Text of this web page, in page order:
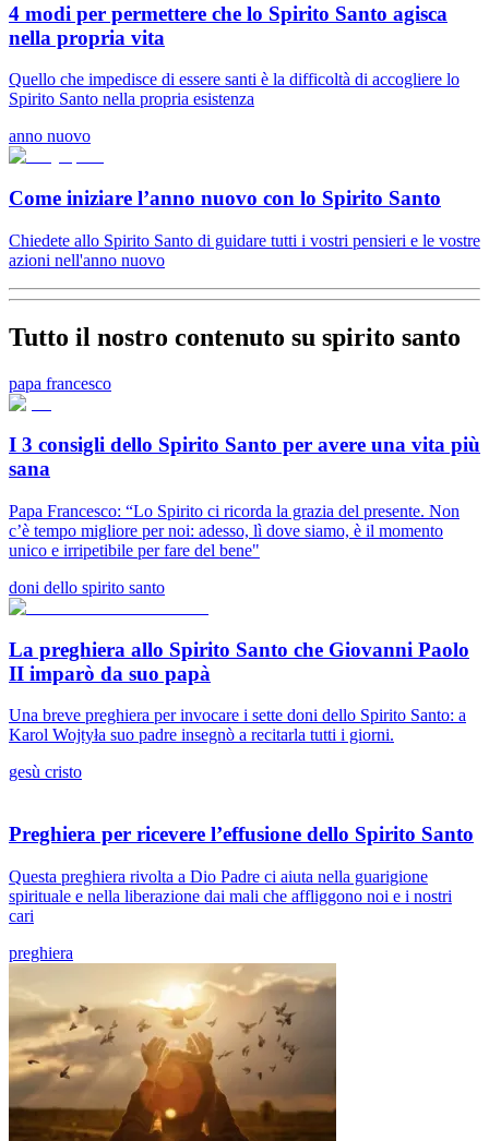
4 modi per permettere che lo Spirito Santo agisca
nella propria vita
Quello che impedisce di essere santi è la difficoltà di accogliere lo
Spirito Santo nella propria esistenza
anno nuovo
Come iniziare l’anno nuovo con lo Spirito Santo
Chiedete allo Spirito Santo di guidare tutti i vostri pensieri e le vostre
azioni nell'anno nuovo
Tutto il nostro contenuto su spirito santo
papa francesco
I 3 consigli dello Spirito Santo per avere una vita più
sana
Papa Francesco: “Lo Spirito ci ricorda la grazia del presente. Non
c’è tempo migliore per noi: adesso, lì dove siamo, è il momento
unico e irripetibile per fare del bene"
doni dello spirito santo
La preghiera allo Spirito Santo che Giovanni Paolo
II imparò da suo papà
Una breve preghiera per invocare i sette doni dello Spirito Santo: a
Karol Wojtyła suo padre insegnò a recitarla tutti i giorni.
gesù cristo
Preghiera per ricevere l’effusione dello Spirito Santo
Questa preghiera rivolta a Dio Padre ci aiuta nella guarigione
spirituale e nella liberazione dai mali che affliggono noi e i nostri
cari
preghiera